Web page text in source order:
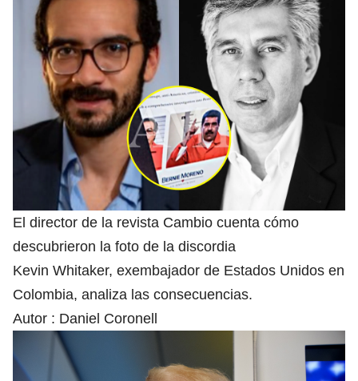
El director de la revista Cambio cuenta cómo
descubrieron la foto de la discordia
Kevin Whitaker, exembajador de Estados Unidos en
Colombia, analiza las consecuencias.
Autor : Daniel Coronell